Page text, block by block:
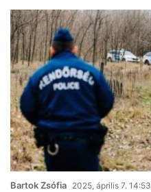
Bartok Zsófia 2025, április 7. 14:53